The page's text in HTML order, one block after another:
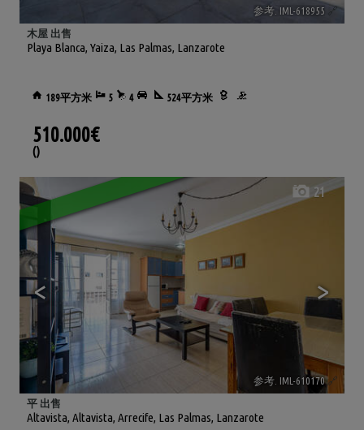
参考. IML-618955 🔗
Playa Blanca, Yaiza, Las Palmas, Lanzarote
木屋 出售
189平方米 5 4 524平方米
510.000€
()
< >
21
参考. IML-610170 🔗
Altavista, Altavista, Arrecife, Las Palmas, Lanzarote
平 出售